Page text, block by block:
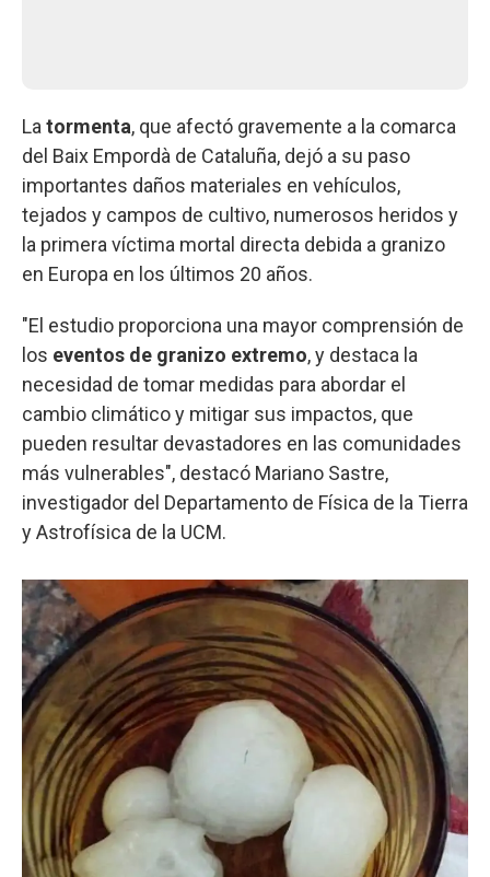
Latormenta, que afectó gravemente a la comarca
del Baix Empordà de Cataluña, dejó a su paso
importantes daños materiales en vehículos,
tejados y campos de cultivo, numerosos heridos y
la primera víctima mortal directa debida a granizo
en Europa en los últimos 20 años.
"El estudio proporciona una mayor comprensión de
los eventos de granizo extremo, y destaca la
necesidad de tomar medidas para abordar el
cambio climático y mitigar sus impactos, que
pueden resultar devastadores en las comunidades
más vulnerables", destacó Mariano Sastre,
investigador del Departamento de Física de la Tierra
y Astrofísica de la UCM.